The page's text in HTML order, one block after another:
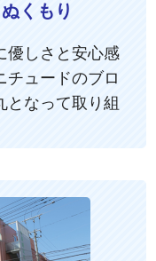
くもり
優しさと安心感
チュードのブロ
となって取り組